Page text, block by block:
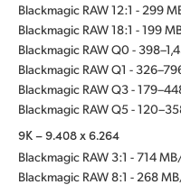
Blackmagic RAW 12:1 - 299
Blackmagic RAW 18:1 - 199
Blackmagic RAW Q0 -
Blackmagic RAW Q1 -
Blackmagic RAW Q3 -
Blackmagic RAW Q5 -
9K – 9.408 x 6.264
Blackmagic RAW 3:1 - 714
Blackmagic RAW 8:1 - 268